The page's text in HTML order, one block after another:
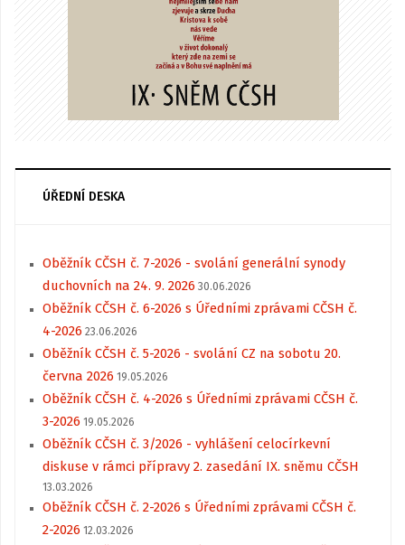
ÚŘEDNÍ DESKA
Oběžník CČSH č. 7-2026 - svolání generální synody
duchovních na 24. 9. 2026 30.06.2026
Oběžník CČSH č. 6-2026 s Úředními zprávami CČSH č.
4-2026 23.06.2026
Oběžník CČSH č. 5-2026 - svolání CZ na sobotu 20.
června 2026 19.05.2026
Oběžník CČSH č. 4-2026 s Úředními zprávami CČSH č.
3-2026 19.05.2026
Oběžník CČSH č. 3/2026 - vyhlášení celocírkevní
diskuse v rámci přípravy 2. zasedání IX. sněmu CČSH
13.03.2026
Oběžník CČSH č. 2-2026 s Úředními zprávami CČSH č.
2-2026 12.03.2026